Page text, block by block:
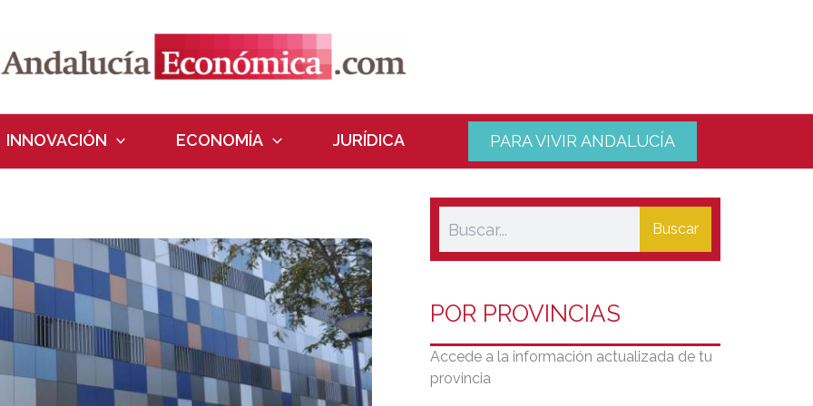
INNOVACIÓN ECONOMÍA JURÍDICA PARA VIVIR ANDALUCÍA
Buscar
POR PROVINCIAS
Accede a la información actualizada de tu
provincia